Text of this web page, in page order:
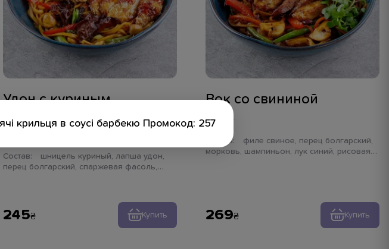
крильця в соусі барбекю Промокод: 257
Удон с куриным
Состав:
перец болгарский, спаржевая фасоль,
245 Купить
Вок со свининой
320 г
Состав:
морковь, шампиньон, лук синий, рисовая
269 Купить